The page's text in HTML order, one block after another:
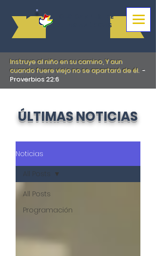
LICEO CAMPESTRE
DE LAS AMÉRICAS
Instruye al niño en su camino, Y aun
cuando fuere viejo no se apartará de él.-
Proverbios 22:6
ÚLTIMAS NOTICIAS
Noticias
All Posts
Programación
All Posts